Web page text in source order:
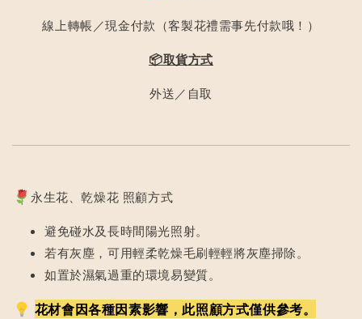
線上轉帳／現金付款（客製花禮需事先付款哦！）
📦取貨方式
外送／自取
永生花、乾燥花 照顧方式
避免碰水及長時間陽光照射。
若有灰塵，可用輕柔乾燥毛刷輕輕將灰塵掃除。
如置於濕氣過重的環境易變質。
花材會因各種因素影響，此照顧方式僅供參考。